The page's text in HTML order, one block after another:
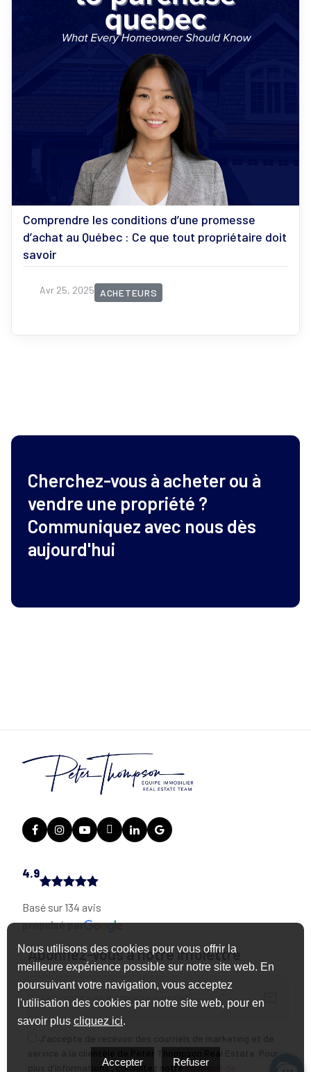
Comprendre les conditions d’une promesse
d’achat au Québec : Ce que tout propriétaire doit
savoir
Avr 25, 2025 ACHETEURS
Cherchez-vous à acheter ou à
vendre une propriété ?
Communiquez avec nous dès
aujourd'hui
4.9
Basé sur 134 avis
propulsé par
Abonnez-vous à notre infolettre
plus d'informations , consultez notrePolitique de
Nous utilisons des cookies pour vous offrir la
meilleure expérience possible sur notre site web. En
poursuivant votre navigation, vous acceptez
l'utilisation des cookies par notre site web, pour en
savoir plus cliquez ici.
Accepter Refuser